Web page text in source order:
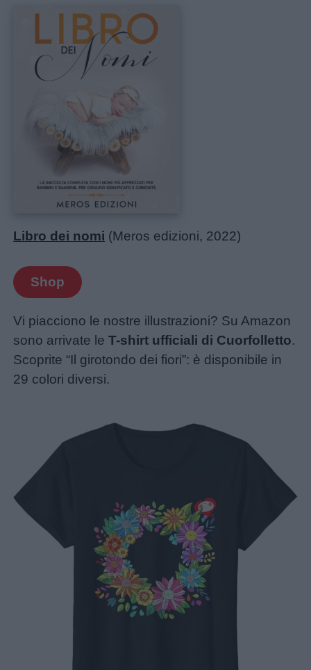
Libro dei nomi (Meros edizioni, 2022)
Shop
Vi piacciono le nostre illustrazioni? Su Amazon
sono arrivate leT-shirt ufficiali di Cuorfolletto.
Scoprite “Il girotondo dei fiori”: è disponibile in
29 colori diversi.